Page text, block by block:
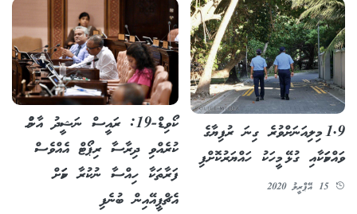
1.9 މިލިއަނަށްވުރެ ގިނަ ރުފިޔާގެ
ވައްކަމަކާއި ގުޅޭ މީހަކު ހައްޔަރުކޮށްފި
15 އޭޕްރީލު 2020
ކޯވިޑް-19: ރައީސް ނަޝީދު އާންމު
ކުރެއްވި ދިރާސާ ރިޕޯޓް އެއްވެސް
ފަރާތަކާ ހިއްސާ ނުކުރާ ކަމަށް
އެޗްޕީއޭއިން ބުނެފި